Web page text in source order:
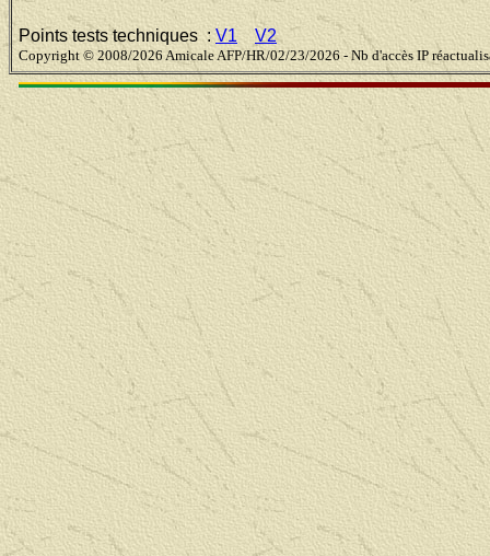
Points tests techniques :V1 V2
Copyright © 2008/2026 Amicale AFP/HR/02/23/2026 - Nb d'accès IP